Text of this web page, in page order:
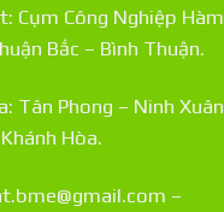
Cụm Công Nghiệp Hàm
Bắc – Bình Thuận.
Tân Phong – Ninh Xuân
Hòa.
–